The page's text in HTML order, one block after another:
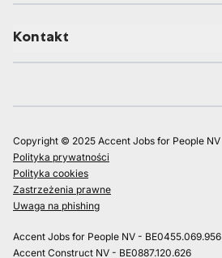
Kontakt
Copyright © 2025 Accent Jobs for People NV
Polityka prywatności
Polityka cookies
Zastrzeżenia prawne
Uwaga na phishing
Accent Jobs for People NV - BE0455.069.956
Accent Construct NV - BE0887.120.626